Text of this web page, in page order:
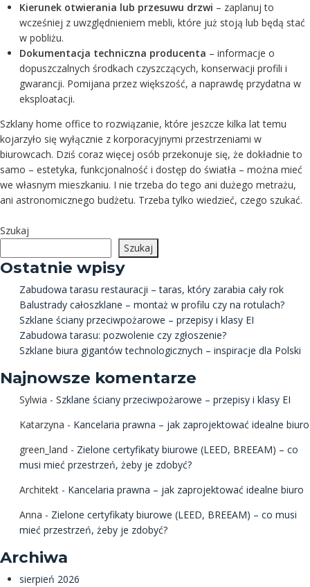
Kierunek otwierania lub przesuwu drzwi – zaplanuj to
wcześniej z uwzględnieniem mebli, które już stoją lub będą stać
w pobliżu.
Dokumentacja techniczna producenta – informacje o
dopuszczalnych środkach czyszczących, konserwacji profili i
gwarancji. Pomijana przez większość, a naprawdę przydatna w
eksploatacji.
Szklany home office to rozwiązanie, które jeszcze kilka lat temu
kojarzyło się wyłącznie z korporacyjnymi przestrzeniami w
biurowcach. Dziś coraz więcej osób przekonuje się, że dokładnie to
samo – estetyka, funkcjonalność i dostęp do światła – można mieć
we własnym mieszkaniu. I nie trzeba do tego ani dużego metrażu,
ani astronomicznego budżetu. Trzeba tylko wiedzieć, czego szukać.
Szukaj
Szukaj
Ostatnie wpisy
Zabudowa tarasu restauracji – taras, który zarabia cały rok
Balustrady całoszklane – montaż w profilu czy na rotulach?
Szklane ściany przeciwpożarowe – przepisy i klasy EI
Zabudowa tarasu: pozwolenie czy zgłoszenie?
Szklane biura gigantów technologicznych – inspiracje dla Polski
Najnowsze komentarze
Sylwia - Szklane ściany przeciwpożarowe – przepisy i klasy EI
Katarzyna - Kancelaria prawna – jak zaprojektować idealne biuro
green_land - Zielone certyfikaty biurowe (LEED, BREEAM) – co
musi mieć przestrzeń, żeby je zdobyć?
Architekt - Kancelaria prawna – jak zaprojektować idealne biuro
Anna - Zielone certyfikaty biurowe (LEED, BREEAM) – co musi
mieć przestrzeń, żeby je zdobyć?
Archiwa
sierpień 2026